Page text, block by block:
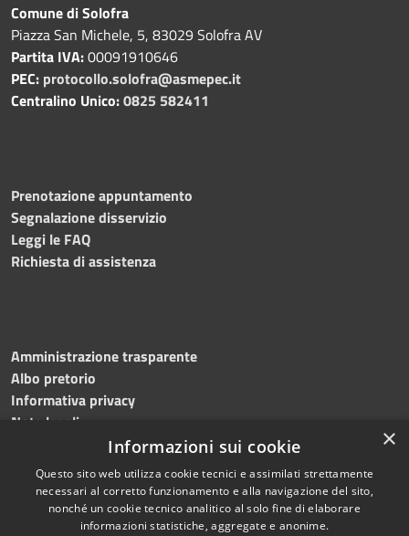
Comune di Solofra
Piazza San Michele, 5, 83029 Solofra AV
Partita IVA:00091910646
PEC: protocollo.solofra@asmepec.it
Centralino Unico:0825 582411
Prenotazione appuntamento
Segnalazione disservizio
Leggi le FAQ
Richiesta di assistenza
Amministrazione trasparente
Albo pretorio
Informativa privacy
Note legali
Dichiarazione di accessibilità
Copyright © 2026 • Comune di
×
Informazioni sui cookie
Questo sito web utilizza cookie tecnici e assimilati strettamente
necessari al corretto funzionamento e alla navigazione del sito,
nonché un cookie tecnico analitico al solo fine di elaborare
informazioni statistiche, aggregate e anonime.